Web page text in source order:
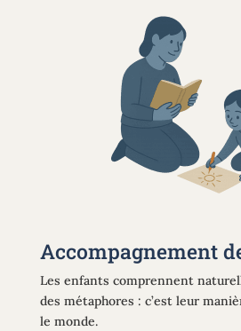
Accompagnement
Les enfants comprennent
des métaphores : c’est leur
le monde.